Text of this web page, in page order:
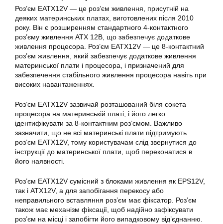
Роз’єм EATX12V — це роз’єм живлення, присутній на
деяких материнських платах, виготовлених після 2010
року. Він є розширенням стандартного 4-контактного
роз’єму живлення ATX 12В, що забезпечує додаткове
живлення процесора. Роз’єм EATX12V — це 8-контактний
роз’єм живлення, який забезпечує додаткове живлення
материнської плати і процесора, і призначений для
забезпечення стабільного живлення процесора навіть при
високих навантаженнях.
Роз’єм EATX12V зазвичай розташований біля сокета
процесора на материнській платі, і його легко
ідентифікувати за 8-контактним роз’ємом. Важливо
зазначити, що не всі материнські плати підтримують
роз’єм EATX12V, тому користувачам слід звернутися до
інструкції до материнської плати, щоб переконатися в
його наявності.
Роз’єм EATX12V сумісний з блоками живлення як EPS12V,
так і ATX12V, а для запобігання перекосу або
неправильного вставляння роз’єм має фіксатор. Роз’єм
також має механізм фіксації, щоб надійно зафіксувати
роз’єм на місці і запобігти його випадковому від’єднанню.